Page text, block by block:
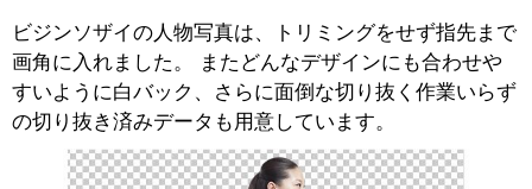
ビジンソザイの人物写真は、トリミングをせず指先まで
画角に入れました。 またどんなデザインにも合わせや
すいように白バック、さらに面倒な切り抜く作業いらず
の切り抜き済みデータも用意しています。